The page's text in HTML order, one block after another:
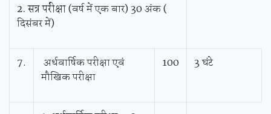
2.सत्रपरीक्षा(वर्ष में एक बार) 30 अंक (
दिसंबर में)
7.
अर्धवार्षिक परीक्षा एवं
मौखिक परीक्षा
100 3 घंटे